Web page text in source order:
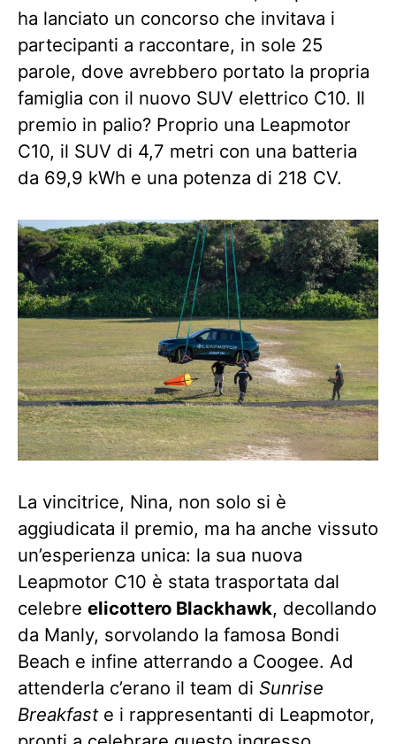
ha lanciato un concorso che invitava i
partecipanti a raccontare, in sole 25
parole, dove avrebbero portato la propria
famiglia con il nuovo SUV elettrico C10. Il
premio in palio? Proprio una Leapmotor
C10, il SUV di 4,7 metri con una batteria
da 69,9 kWh e una potenza di 218 CV.
La vincitrice, Nina, non solo si è
aggiudicata il premio, ma ha anche vissuto
un’esperienza unica: la sua nuova
Leapmotor C10 è stata trasportata dal
celebre elicottero Blackhawk, decollando
da Manly, sorvolando la famosa Bondi
Beach e infine atterrando a Coogee. Ad
attenderla c’erano il team di Sunrise
Breakfaste i rappresentanti di Leapmotor,